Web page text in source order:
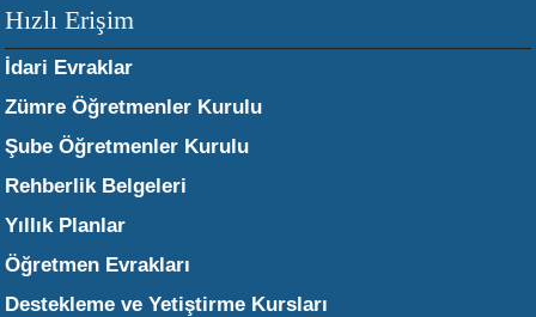
Hızlı Erişim
İdari Evraklar
Zümre Öğretmenler Kurulu
Şube Öğretmenler Kurulu
Rehberlik Belgeleri
Yıllık Planlar
Öğretmen Evrakları
Destekleme ve Yetiştirme Kursları